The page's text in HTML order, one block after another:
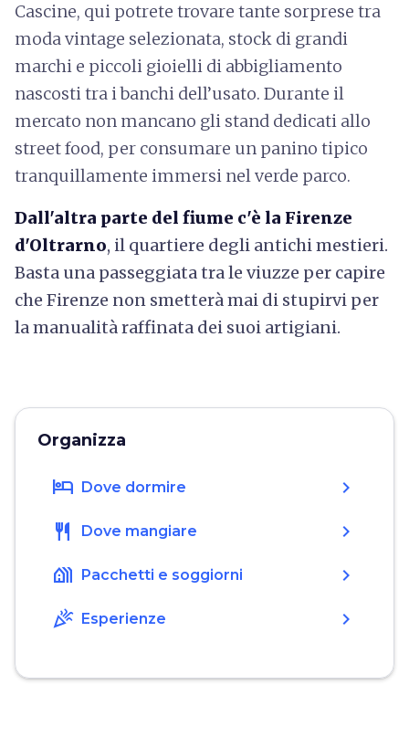
Cascine, qui potrete trovare tante sorprese tra
moda vintage selezionata, stock di grandi
marchi e piccoli gioielli di abbigliamento
nascosti tra i banchi dell’usato. Durante il
mercato non mancano gli stand dedicati allo
street food, per consumare un panino tipico
tranquillamente immersi nel verde parco.
Dall'altra parte del fiume c'è la Firenze
d'Oltrarno, il quartiere degli antichi mestieri.
Basta una passeggiata tra le viuzze per capire
che Firenze non smetterà mai di stupirvi per
la manualità raffinata dei suoi artigiani.
Organizza
hotel Dove dormire chevron_right
restaurant Dove mangiare chevron_right
holiday_village Pacchetti e soggiorni chevron_right
celebration Esperienze chevron_right